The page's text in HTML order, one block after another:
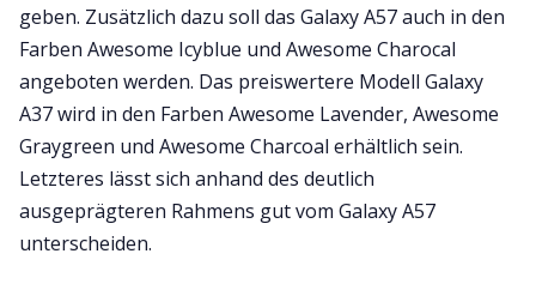
geben. Zusätzlich dazu soll das Galaxy A57 auch in den
Farben Awesome Icyblue und Awesome Charocal
angeboten werden. Das preiswertere Modell Galaxy
A37 wird in den Farben Awesome Lavender, Awesome
Graygreen und Awesome Charcoal erhältlich sein.
Letzteres lässt sich anhand des deutlich
ausgeprägteren Rahmens gut vom Galaxy A57
unterscheiden.